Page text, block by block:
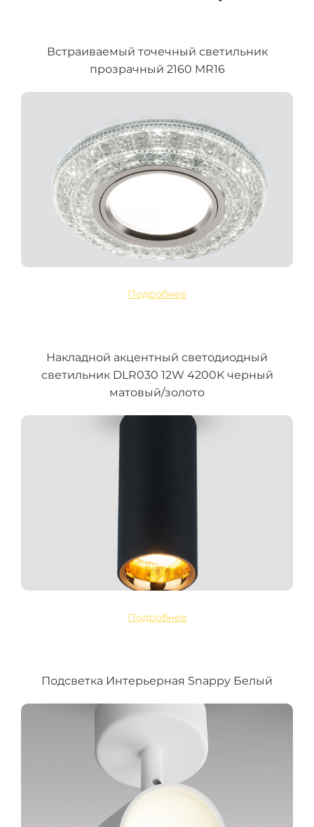
Встраиваемый точечный светильник
прозрачный 2160 MR16
Подробнее
Накладной акцентный светодиодный
светильник DLR030 12W 4200K черный
матовый/золото
Подробнее
Подсветка Интерьерная Snappy Белый